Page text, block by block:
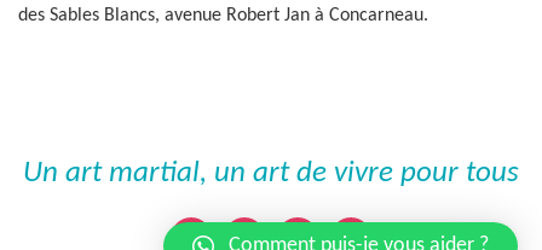
des Sables Blancs, avenue Robert Jan à Concarneau.
Un art martial, un art de vivre pour tous